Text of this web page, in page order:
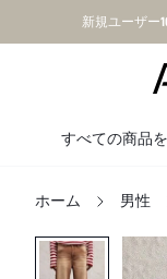
新規ユーザー
すべての商品
ホーム 男性